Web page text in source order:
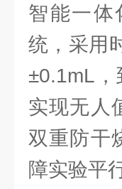
智能一体
统，采用
±0.1mL
实现无人
双重防干
障实验平